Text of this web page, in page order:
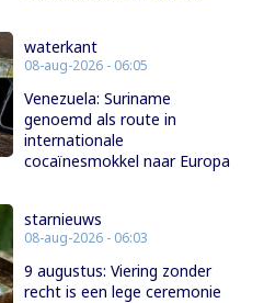
waterkant
08-aug-2026 - 06:05
Venezuela: Suriname
genoemd als route in
internationale
cocaïnesmokkel naar Europa
starnieuws
08-aug-2026 - 06:03
9 augustus: Viering zonder
recht is een lege ceremonie